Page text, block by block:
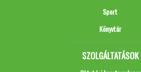
Sport
Könyvtár
SZOLGÁLTATÁSOK